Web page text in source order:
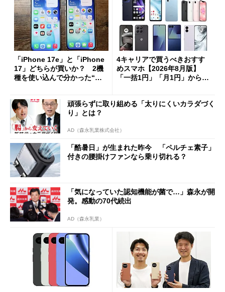
「iPhone 17e」と「iPhone
17」どちらが買いか？ 2機
種を使い込んで分かった“ス
4キャリアで買うべきおすす
めスマホ【2026年8月版】
「一括1円」「月1円」からお
頑張らずに取り組める「太りにくいカラダづく
り」とは？
AD（森永乳業株式会社）
「酷暑日」が生まれた昨今 「ペルチェ素子」
付きの腰掛けファンなら乗り切れる？
「気になっていた認知機能が菌で…」森永が開
発。感動の70代続出
AD（森永乳業）